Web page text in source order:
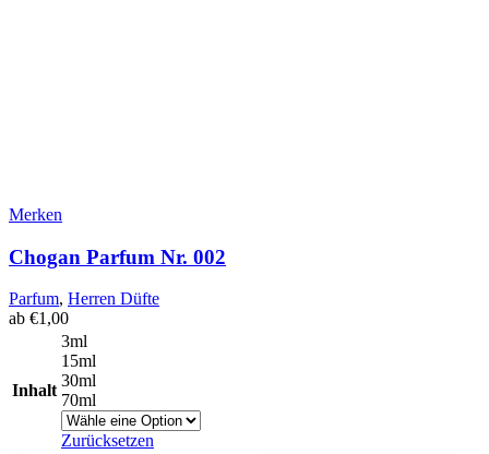
Merken
Chogan Parfum Nr. 002
Parfum, Herren Düfte
ab €1,00
Inhalt
3ml
15ml
30ml
70ml
Zurücksetzen